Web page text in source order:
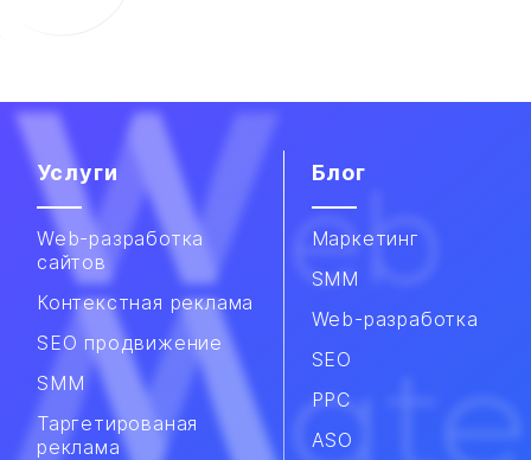
Услуги
Web-разработка
сайтов
Контекстная реклама
SEO продвижение
SMM​
Таргетированая
реклама
Блог
Маркетинг
SMM
Web-разработка
SEO
PPC
ASO